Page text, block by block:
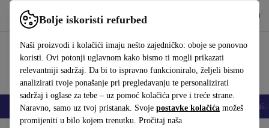
Bolje iskoristi refurbed
Naši proizvodi i kolačići imaju nešto zajedničko: oboje se ponovno
koristi. Ovi potonji uglavnom kako bismo ti mogli prikazati
relevantniji sadržaj. Da bi to ispravno funkcioniralo, željeli bismo
analizirati tvoje ponašanje pri pregledavanju te personalizirati
sadržaj i oglase za tebe – uz pomoć kolačića prve i treće strane.
Naravno, samo uz tvoj pristanak. Svoje postavke kolačića možeš
promijeniti u bilo kojem trenutku. Pročitaj naša
Koristi refurbed brzo i jednostavno
Mobiteli Prijenosna računala Tableti Pametni satovi Dodaci